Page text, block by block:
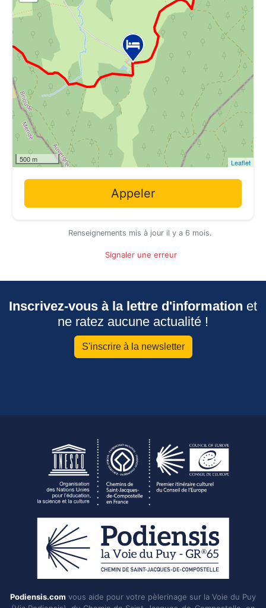
500 m Leaflet
Appeler
Renseignements mis à jour il y a 6 mois.
Signaler une erreur
Inscrivez-vous à la lettre d'information et
ne ratez aucune actualité !
S'inscrire à la newsletter
Podiensis.com vous aide pour votre pèlerinage sur la Voie du Puy